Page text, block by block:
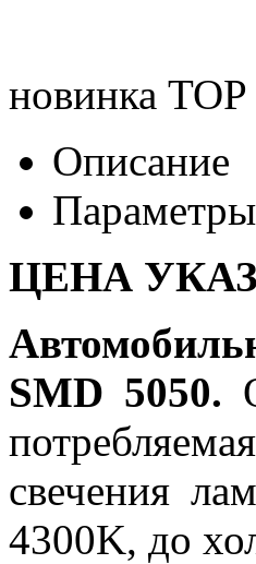
новинка TOP
Описание
Параметры
ЦЕНА
SMD 5050.
свечения
4300K, до